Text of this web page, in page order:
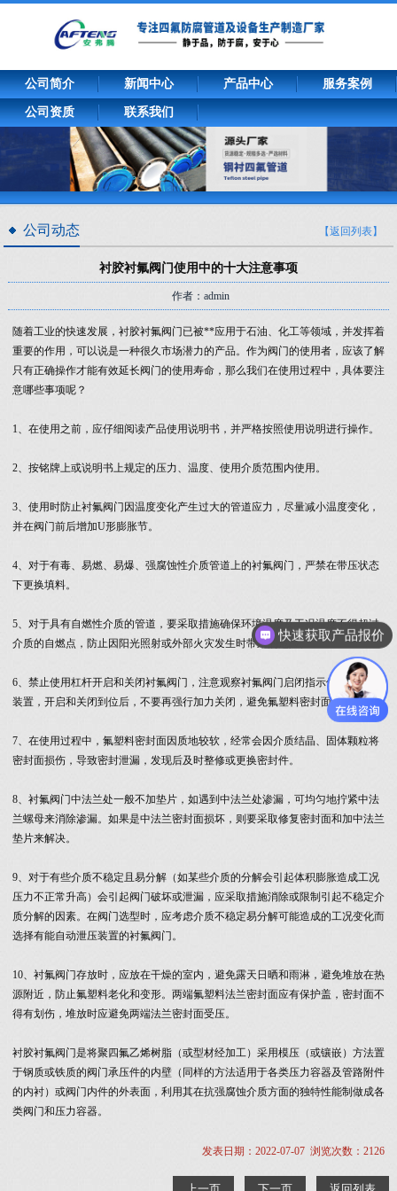
公司简介 新闻中心 产品中心 服务案例
公司资质 联系我们
公司动态 【返回列表】
衬胶衬氟阀门使用中的十大注意事项
作者：admin
随着工业的快速发展，衬胶衬氟阀门已被**应用于石油、化工等领域，并发挥着
重要的作用，可以说是一种很久市场潜力的产品。作为阀门的使用者，应该了解
只有正确操作才能有效延长阀门的使用寿命，那么我们在使用过程中，具体要注
意哪些事项呢？
1、在使用之前，应仔细阅读产品使用说明书，并严格按照使用说明进行操作。
2、按铭牌上或说明书上规定的压力、温度、使用介质范围内使用。
3、使用时防止衬氟阀门因温度变化产生过大的管道应力，尽量减小温度变化，
并在阀门前后增加U形膨胀节。
4、对于有毒、易燃、易爆、强腐蚀性介质管道上的衬氟阀门，严禁在带压状态
下更换填料。
5、对于具有自燃性介质的管道，要采取措施确保环境温度及工况温度不得超过
介质的自燃点，防止因阳光照射或外部火灾发生时带来的危险。
6、禁止使用杠杆开启和关闭衬氟阀门，注意观察衬氟阀门启闭指示位置和限位
装置，开启和关闭到位后，不要再强行加力关闭，避免氟塑料密封面过早损坏。
7、在使用过程中，氟塑料密封面因质地较软，经常会因介质结晶、固体颗粒将
密封面损伤，导致密封泄漏，发现后及时整修或更换密封件。
8、衬氟阀门中法兰处一般不加垫片，如遇到中法兰处渗漏，可均匀地拧紧中法
兰螺母来消除渗漏。如果是中法兰密封面损坏，则要采取修复密封面和加中法兰
垫片来解决。
9、对于有些介质不稳定且易分解（如某些介质的分解会引起体积膨胀造成工况
压力不正常升高）会引起阀门破坏或泄漏，应采取措施消除或限制引起不稳定介
质分解的因素。在阀门选型时，应考虑介质不稳定易分解可能造成的工况变化而
选择有能自动泄压装置的衬氟阀门。
10、衬氟阀门存放时，应放在干燥的室内，避免露天日晒和雨淋，避免堆放在热
源附近，防止氟塑料老化和变形。两端氟塑料法兰密封面应有保护盖，密封面不
得有划伤，堆放时应避免两端法兰密封面受压。
衬胶衬氟阀门是将聚四氟乙烯树脂（或型材经加工）采用模压（或镶嵌）方法置
于钢质或铁质的阀门承压件的内壁（同样的方法适用于各类压力容器及管路附件
的内衬）或阀门内件的外表面，利用其在抗强腐蚀介质方面的独特性能制做成各
类阀门和压力容器。
发表日期：2022-07-07 浏览次数：2126
快速获取产品报价